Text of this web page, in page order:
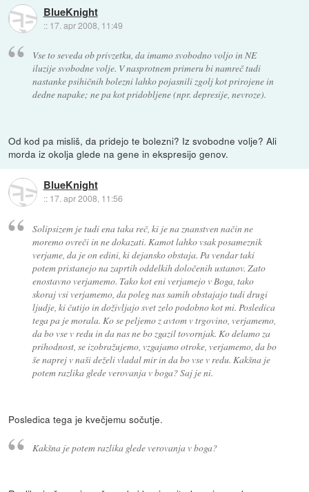
BlueKnight
:: 17. apr 2008, 11:49
Vse to seveda ob privzetku, da imamo svobodno voljo in NE
iluzije svobodne volje. V nasprotnem primeru bi namreč tudi
nastanke psihičnih bolezni lahko pojasnili zgolj kot prirojene in
dedne napake; ne pa kot pridobljene (npr. depresije, nevroze).
Od kod pa misliš, da pridejo te bolezni? Iz svobodne volje? Ali
morda iz okolja glede na gene in ekspresijo genov.
BlueKnight
:: 17. apr 2008, 11:56
Solipsizem je tudi ena taka reč, ki je na znanstven način ne
moremo ovreči in ne dokazati. Kamot lahko vsak posameznik
verjame, da je on edini, ki dejansko obstaja. Pa vendar taki
potem pristanejo na zaprtih oddelkih določenih ustanov. Zato
enostavno verjamemo. Tako kot eni verjamejo v Boga, tako
skoraj vsi verjamemo, da poleg nas samih obstajajo tudi drugi
ljudje, ki čutijo in doživljajo svet zelo podobno kot mi. Posledica
tega pa je morala. Ko se peljemo z avtom v trgovino, verjamemo,
da bo vse v redu in da nas ne bo zgazil tovornjak. Ko delamo za
prihodnost, se izobražujemo, vzgajamo otroke, verjamemo, da bo
še naprej v naši deželi vladal mir in da bo vse v redu. Kakšna je
potem razlika glede verovanja v boga? Saj je ni.
Posledica tega je kvečjemu sočutje.
Kakšna je potem razlika glede verovanja v boga?